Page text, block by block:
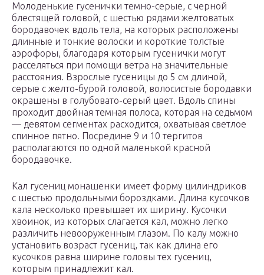
Молоденькие гусенички темно-серые, с черной
блестящей головой, с шестью рядами желтоватых
бородавочек вдоль тела, на которых расположены
длинные и тонкие волоски и короткие толстые
аэрофоры, благодаря которым гусенички могут
расселяться при помощи ветра на значительные
расстояния. Взрослые гусеницы до 5 см длиной,
серые с желто-бурой головой, волосистые бородавки
окрашены в голубовато-серый цвет. Вдоль спины
проходит двойная темная полоса, которая на седьмом
— девятом сегментах расходится, охватывая светлое
спинное пятно. Посредине 9 и 10 тергитов
располагаются по одной маленькой красной
бородавочке.
Кал гусениц монашенки имеет форму цилиндриков
с шестью продольными бороздками. Длина кусочков
кала несколько превышает их ширину. Кусочки
хвоинок, из которых слагается кал, можно легко
различить невооруженным глазом. По калу можно
установить возраст гусениц, так как длина его
кусочков равна ширине головы тех гусениц,
которым принадлежит кал.